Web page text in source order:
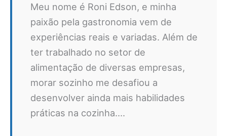
Meu nome é Roni Edson, e minha
paixão pela gastronomia vem de
experiências reais e variadas. Além de
ter trabalhado no setor de
alimentação de diversas empresas,
morar sozinho me desafiou a
desenvolver ainda mais habilidades
práticas na cozinha....